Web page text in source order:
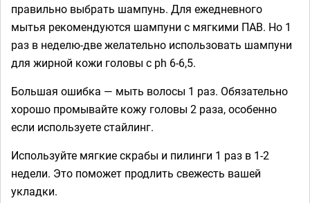
правильно выбрать шампунь. Для ежедневного
мытья рекомендуются шампуни с мягкими ПАВ. Но 1
раз в неделю-две желательно использовать шампуни
для жирной кожи головы с ph 6-6,5.
Большая ошибка — мыть волосы 1 раз. Обязательно
хорошо промывайте кожу головы 2 раза, особенно
если используете стайлинг.
Используйте мягкие скрабы и пилинги 1 раз в 1-2
недели. Это поможет продлить свежесть вашей
укладки.